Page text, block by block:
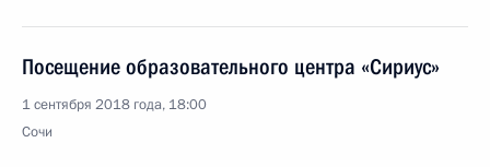
Посещение образовательного центра «Сириус»
1 сентября 2018 года, 18:00
Сочи